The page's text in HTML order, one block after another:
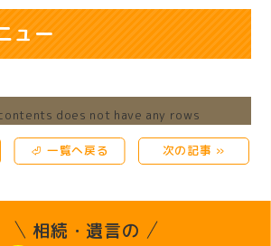
ュー
does not have any rows
⏎ 一覧へ戻る 次の記事 »
相続・遺言の